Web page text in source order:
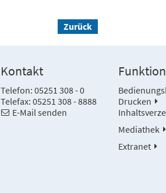
Zurück
Kontakt
Telefon: 05251 308 - 0
Telefax: 05251 308 - 8888
E-Mail senden
Drucken
Mediathek
Extranet